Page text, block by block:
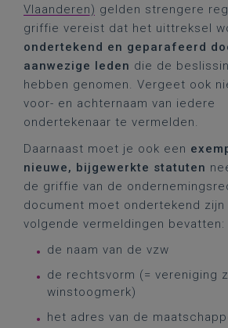
Vlaanderen) gelden strengere
griffie vereist dat het uittreksel
ondertekend en geparafeerd
aanwezige leden die de
hebben genomen. Vergeet ook
voor- en achternaam van iedere
ondertekenaar te vermelden.
Daarnaast moet je ook een
nieuwe, bijgewerkte statuten
de griffie van de
document moet ondertekend zijn
volgende vermeldingen bevatten:
de naam van de vzw
de rechtsvorm (= vereniging
winstoogmerk)
het adres van de